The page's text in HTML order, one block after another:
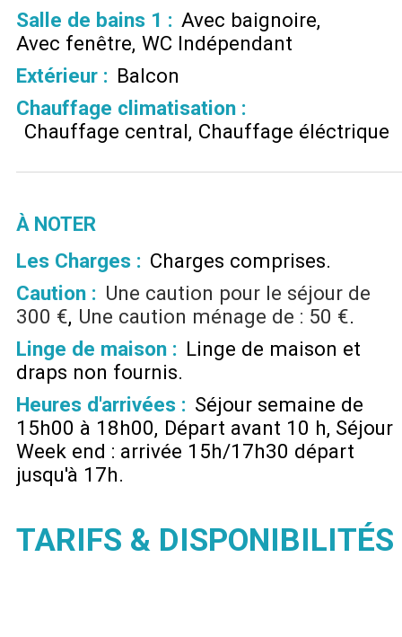
Salle de bains 1 : Avec baignoire
Avec fenêtre WC Indépendant
Extérieur : Balcon
Chauffage climatisation :
Chauffage central Chauffage éléctrique
À NOTER
Les Charges : Charges comprises
Caution : Une caution pour le séjour de
300 € Une caution ménage de : 50 €
Linge de maison : Linge de maison et
draps non fournis
Heures d'arrivées : Séjour semaine de
15h00 à 18h00 Départ avant 10 h Séjour
Week end : arrivée 15h/17h30 départ
jusqu'à 17h
TARIFS & DISPONIBILITÉS